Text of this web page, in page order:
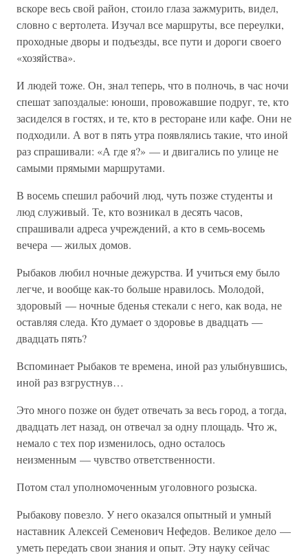
вскоре весь свой район, стоило глаза зажмурить, видел,
словно с вертолета. Изучал все маршруты, все переулки,
проходные дворы и подъезды, все пути и дороги своего
«хозяйства».
И людей тоже. Он, знал теперь, что в полночь, в час ночи
спешат запоздалые: юноши, провожавшие подруг, те, кто
засиделся в гостях, и те, кто в ресторане или кафе. Они не
подходили. А вот в пять утра появлялись такие, что иной
раз спрашивали: «А где я?» — и двигались по улице не
самыми прямыми маршрутами.
В восемь спешил рабочий люд, чуть позже студенты и
люд служивый. Те, кто возникал в десять часов,
спрашивали адреса учреждений, а кто в семь-восемь
вечера — жилых домов.
Рыбаков любил ночные дежурства. И учиться ему было
легче, и вообще как-то больше нравилось. Молодой,
здоровый — ночные бденья стекали с него, как вода, не
оставляя следа. Кто думает о здоровье в двадцать —
двадцать пять?
Вспоминает Рыбаков те времена, иной раз улыбнувшись,
иной раз взгрустнув…
Это много позже он будет отвечать за весь город, а тогда,
двадцать лет назад, он отвечал за одну площадь. Что ж,
немало с тех пор изменилось, одно осталось
неизменным — чувство ответственности.
Потом стал уполномоченным уголовного розыска.
Рыбакову повезло. У него оказался опытный и умный
наставник Алексей Семенович Нефедов. Великое дело —
уметь передать свои знания и опыт. Эту науку сейчас